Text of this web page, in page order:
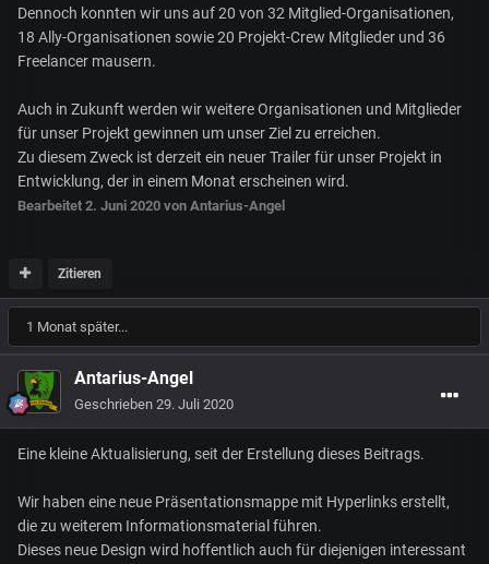
Dennoch konnten wir uns auf 20 von 32 Mitglied-Organisationen,
18 Ally-Organisationen sowie 20 Projekt-Crew Mitglieder und 36
Freelancer mausern.
Auch in Zukunft werden wir weitere Organisationen und Mitglieder
für unser Projekt gewinnen um unser Ziel zu erreichen.
Zu diesem Zweck ist derzeit ein neuer Trailer für unser Projekt in
Entwicklung, der in einem Monat erscheinen wird.
Bearbeitet 2. Juni 2020 von Antarius-Angel
Zitieren
1 Monat später...
Antarius-Angel
Geschrieben 29. Juli 2020
Eine kleine Aktualisierung, seit der Erstellung dieses Beitrags.
Wir haben eine neue Präsentationsmappe mit Hyperlinks erstellt,
die zu weiterem Informationsmaterial führen.
Dieses neue Design wird hoffentlich auch für diejenigen interessant